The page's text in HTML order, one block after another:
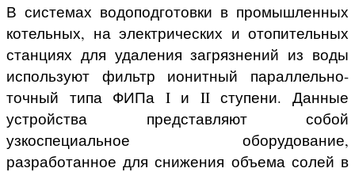
В системах водоподготовки в промышленных
котельных, на электрических и отопительных
станциях для удаления загрязнений из воды
используют фильтр ионитный параллельно-
точный типа ФИПа I и II ступени. Данные
устройства представляют собой
узкоспециальное оборудование,
разработанное для снижения объема солей в